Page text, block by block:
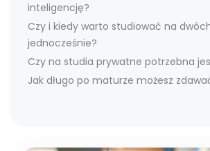
inteligencję?
Czy i kiedy warto studiować na
jednocześnie?
Czy na studia prywatne potrzebna
Jak długo po maturze możesz